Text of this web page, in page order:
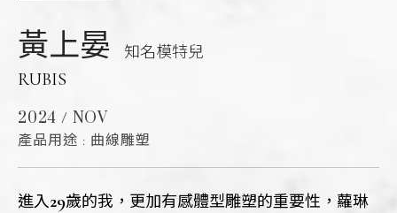
黃上晏 知名模特兒
RUBIS
2024 / NOV
產品用途 : 曲線雕塑
進入29歲的我， 更加有感體型雕塑的重要性， 蘿琳